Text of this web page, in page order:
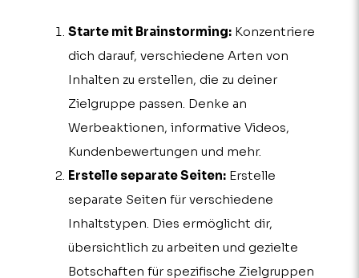
Starte mit Brainstorming:Konzentriere
dich darauf, verschiedene Arten von
Inhalten zu erstellen, die zu deiner
Zielgruppe passen. Denke an
Werbeaktionen, informative Videos,
Kundenbewertungen und mehr.
Erstelle separate Seiten:Erstelle
separate Seiten für verschiedene
Inhaltstypen. Dies ermöglicht dir,
übersichtlich zu arbeiten und gezielte
Botschaften für spezifische Zielgruppen